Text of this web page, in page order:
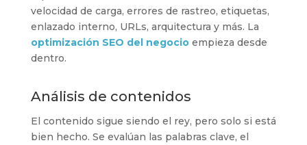
velocidad de carga, errores de rastreo, etiquetas,
enlazado interno, URLs, arquitectura y más. La
optimización SEO del negocioempieza desde
dentro.
Análisis de contenidos
El contenido sigue siendo el rey, pero solo si está
bien hecho. Se evalúan las palabras clave, el